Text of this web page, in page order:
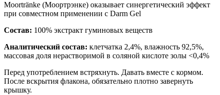
Moortränke (Моортрэнке) оказывает синергетический эффект
при совместном применении с Darm Gel
Состав: 100% экстракт гуминовых веществ
Аналитический состав: клетчатка 2,4%, влажность 92,5%,
массовая доля нерастворимой в соляной кислоте золы <0,4%
Перед употреблением встряхнуть. Давать вместе с кормом.
После вскрытия флакона, обязательно плотно завернуть
крышку.